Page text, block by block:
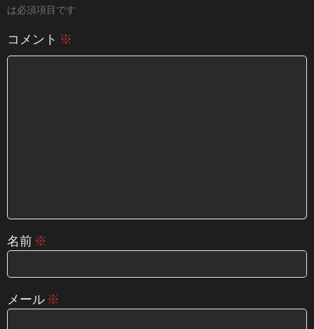
は必須項目です
コメント ※
名前 ※
メール ※